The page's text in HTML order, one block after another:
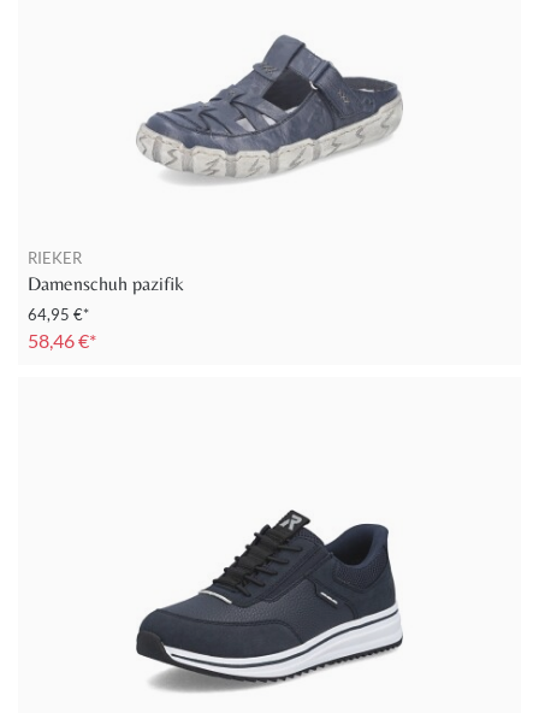
RIEKER
Damenschuh pazifik
64,95 €*
58,46 €*